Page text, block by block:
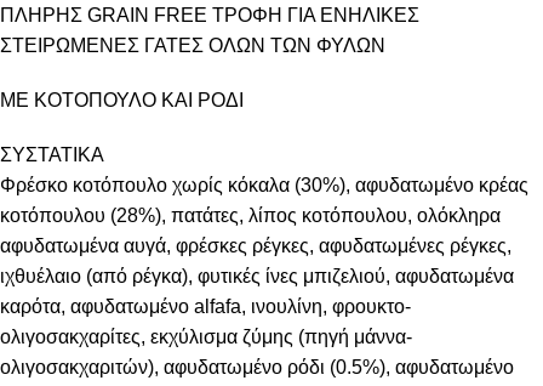
ΠΛΗΡΗΣ GRAIN FREE ΤΡΟΦΗ ΓΙΑ ΕΝΗΛΙΚΕΣ
ΣΤΕΙΡΩΜΕΝΕΣ ΓΑΤΕΣ ΟΛΩΝ ΤΩΝ ΦΥΛΩΝ
ΜΕ ΚΟΤΟΠΟΥΛΟ ΚΑΙ ΡΟΔΙ
ΣΥΣΤΑΤΙΚΑ
Φρέσκο κοτόπουλο χωρίς κόκαλα (30%), αφυδατωμένο κρέας
κοτόπουλου (28%), πατάτες, λίπος κοτόπουλου, ολόκληρα
αφυδατωμένα αυγά, φρέσκες ρέγκες, αφυδατωμένες ρέγκες,
ιχθυέλαιο (από ρέγκα), φυτικές ίνες μπιζελιού, αφυδατωμένα
καρότα, αφυδατωμένο alfafa, ινουλίνη, φρουκτο-
ολιγοσακχαρίτες, εκχύλισμα ζύμης (πηγή μάννα-
ολιγοσακχαριτών), αφυδατωμένο ρόδι (0.5%), αφυδατωμένο